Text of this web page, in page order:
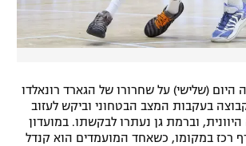
לבית עסק
הערוצים
היום (שלישי) על שחרורו של הגארד רונאלדו
בעקבות המצב הבטחוני וביקש לעזוב
וברמת גן נעתרו לבקשתו. במועדון
רכז במקומו, כשאחד המועמדים הוא קנדל